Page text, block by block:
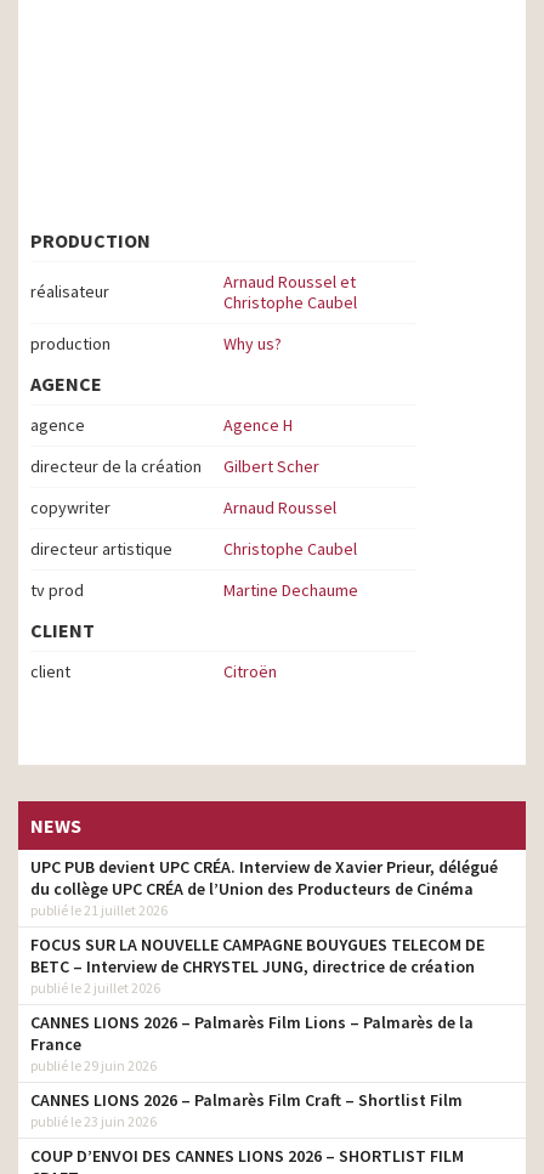
PRODUCTION
réalisateur
Arnaud Roussel et
Christophe Caubel
production
Why us?
AGENCE
agence
Agence H
directeur de la création
Gilbert Scher
copywriter
Arnaud Roussel
directeur artistique
Christophe Caubel
tv prod
Martine Dechaume
CLIENT
client Citroën
NEWS
UPC PUB devient UPC CRÉA. Interview de Xavier Prieur, délégué
du collège UPC CRÉA de l’Union des Producteurs de Cinéma
publié le 21 juillet 2026
FOCUS SUR LA NOUVELLE CAMPAGNE BOUYGUES TELECOM DE
BETC – Interview de CHRYSTEL JUNG, directrice de création
publié le 2 juillet 2026
CANNES LIONS 2026 – Palmarès Film Lions – Palmarès de la
France
publié le 29 juin 2026
CANNES LIONS 2026 – Palmarès Film Craft – Shortlist Film
publié le 23 juin 2026
COUP D’ENVOI DES CANNES LIONS 2026 – SHORTLIST FILM